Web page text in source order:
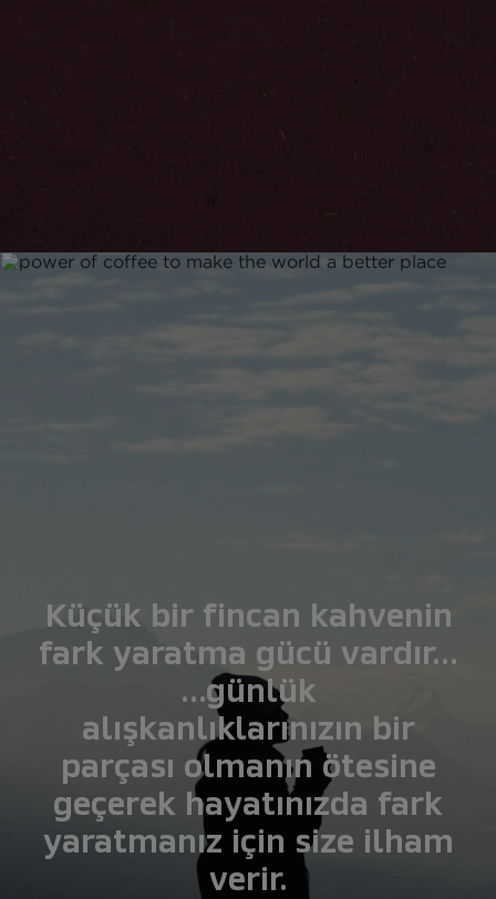
Küçük bir fincan kahvenin
fark yaratma gücü vardır...
...günlük
alışkanlıklarınızın bir
parçası olmanın ötesine
geçerek hayatınızda fark
yaratmanız için size ilham
verir.